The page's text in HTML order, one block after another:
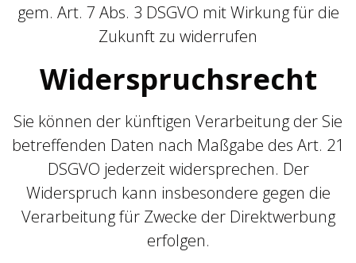
gem. Art. 7 Abs. 3 DSGVO mit Wirkung für die
Zukunft zu widerrufen
Widerspruchsrecht
Sie können der künftigen Verarbeitung der Sie
betreffenden Daten nach Maßgabe des Art. 21
DSGVO jederzeit widersprechen. Der
Widerspruch kann insbesondere gegen die
Verarbeitung für Zwecke der Direktwerbung
erfolgen.